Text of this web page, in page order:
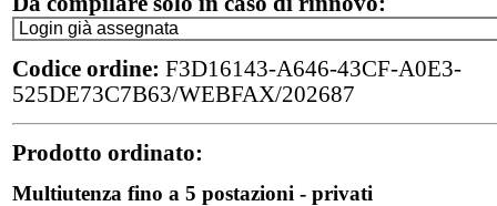
Login già assegnata
Codice ordine: F3D16143-A646-43CF-A0E3-
525DE73C7B63/WEBFAX/202687
Prodotto ordinato:
Multiutenza fino a 5 postazioni - privati